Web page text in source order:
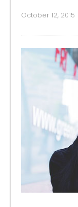
October 12, 2015